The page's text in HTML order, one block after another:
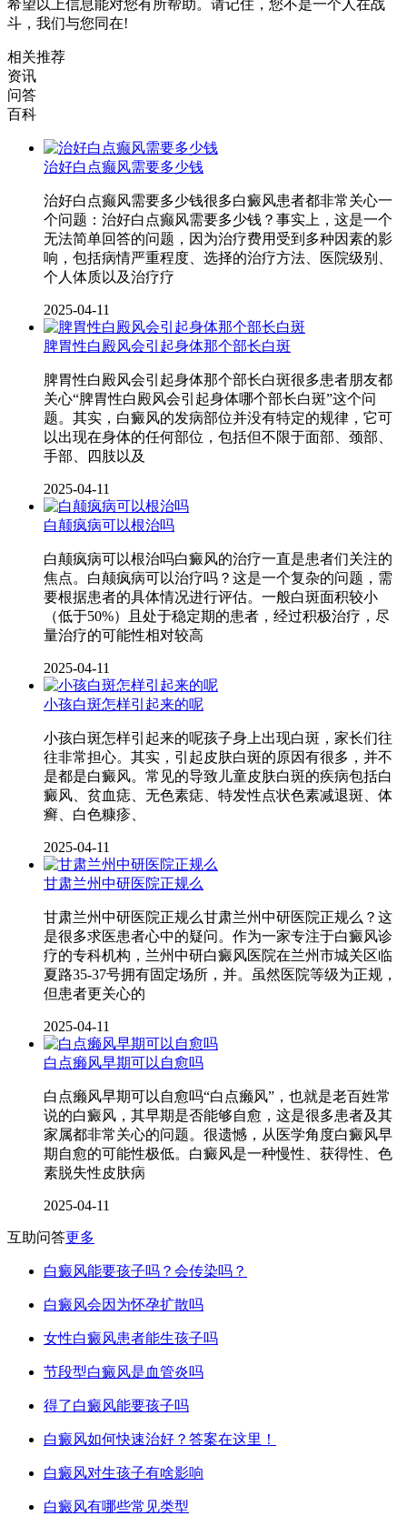
希望以上信息能对您有所帮助。请记住，您不是一个人在战
斗，我们与您同在!
相关推荐
资讯
问答
百科
治好白点癫风需要多少钱
治好白点癫风需要多少钱很多白癜风患者都非常关心一
个问题：治好白点癫风需要多少钱？事实上，这是一个
无法简单回答的问题，因为治疗费用受到多种因素的影
响，包括病情严重程度、选择的治疗方法、医院级别、
个人体质以及治疗疗
2025-04-11
脾胃性白殿风会引起身体那个部长白斑
脾胃性白殿风会引起身体那个部长白斑很多患者朋友都
关心“脾胃性白殿风会引起身体哪个部长白斑”这个问
题。其实，白癜风的发病部位并没有特定的规律，它可
以出现在身体的任何部位，包括但不限于面部、颈部、
手部、四肢以及
2025-04-11
白颠疯病可以根治吗
白颠疯病可以根治吗白癜风的治疗一直是患者们关注的
焦点。白颠疯病可以治疗吗？这是一个复杂的问题，需
要根据患者的具体情况进行评估。一般白斑面积较小
（低于50%）且处于稳定期的患者，经过积极治疗，尽
量治疗的可能性相对较高
2025-04-11
小孩白斑怎样引起来的呢
小孩白斑怎样引起来的呢孩子身上出现白斑，家长们往
往非常担心。其实，引起皮肤白斑的原因有很多，并不
是都是白癜风。常见的导致儿童皮肤白斑的疾病包括白
癜风、贫血痣、无色素痣、特发性点状色素减退斑、体
癣、白色糠疹、
2025-04-11
甘肃兰州中研医院正规么
甘肃兰州中研医院正规么甘肃兰州中研医院正规么？这
是很多求医患者心中的疑问。作为一家专注于白癜风诊
疗的专科机构，兰州中研白癜风医院在兰州市城关区临
夏路35-37号拥有固定场所，并。虽然医院等级为正规，
但患者更关心的
2025-04-11
白点癞风早期可以自愈吗
白点癞风早期可以自愈吗“白点癞风”，也就是老百姓常
说的白癜风，其早期是否能够自愈，这是很多患者及其
家属都非常关心的问题。很遗憾，从医学角度白癜风早
期自愈的可能性极低。白癜风是一种慢性、获得性、色
素脱失性皮肤病
2025-04-11
互助问答更多
白癜风能要孩子吗？会传染吗？
白癜风会因为怀孕扩散吗
女性白癜风患者能生孩子吗
节段型白癜风是血管炎吗
得了白癜风能要孩子吗
白癜风如何快速治好？答案在这里！
白癜风对生孩子有啥影响
白癜风有哪些常见类型